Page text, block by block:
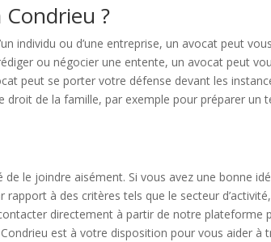
?
individu ou d’une entreprise, un avocat peut
ou négocier une entente, un avocat peut
peut se porter votre défense devant les
de la famille, par exemple pour préparer un
le joindre aisément. Si vous avez une bonne
à des critères tels que le secteur
directement à partir de notre plateforme
est à votre disposition pour vous aider à